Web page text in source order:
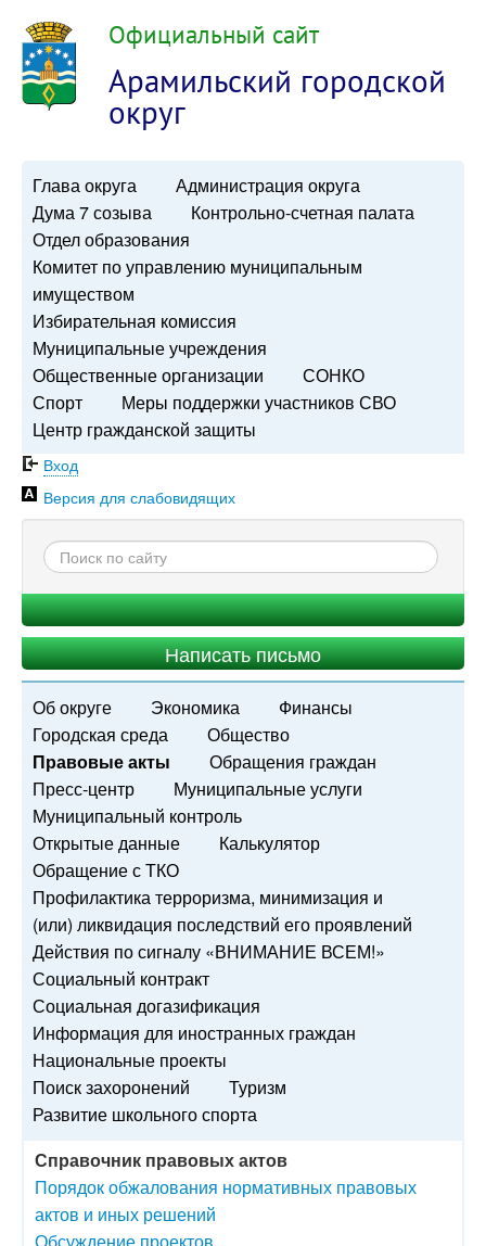
Официальный сайт
Арамильский городской
округ
Глава округа
Администрация округа
Дума 7 созыва
Контрольно-счетная палата
Отдел образования
Комитет по управлению муниципальным
имуществом
Избирательная комиссия
Муниципальные учреждения
Общественные организации
СОНКО
Спорт
Меры поддержки участников СВО
Центр гражданской защиты
Вход
Версия для слабовидящих
Написать письмо
Об округе Экономика
Финансы
Городская среда
Общество
Правовые акты
Обращения граждан
Пресс-центр
Муниципальные услуги
Муниципальный контроль
Открытые данные
Калькулятор
Обращение с ТКО
Профилактика терроризма, минимизация и
(или) ликвидация последствий его проявлений
Действия по сигналу «ВНИМАНИЕ ВСЕМ!»
Социальный контракт
Социальная догазификация
Информация для иностранных граждан
Национальные проекты
Поиск захоронений
Туризм
Развитие школьного спорта
Справочник правовых актов
Порядок обжалования нормативных правовых
актов и иных решений
Обсуждение проектов